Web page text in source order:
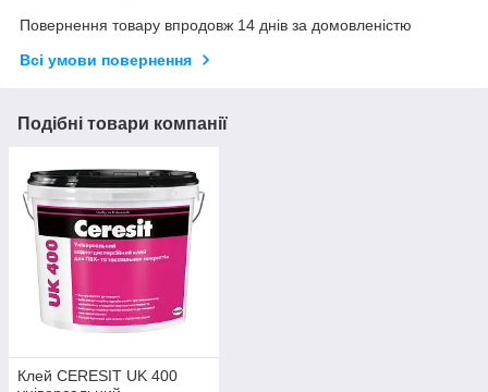
Повернення товару впродовж 14 днів за домовленістю
Всі умови повернення
Подібні товари компанії
Клей CERESIT UK 400